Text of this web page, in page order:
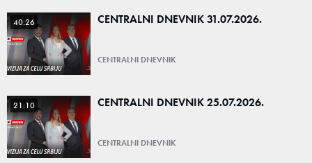
40:26 CENTRALNI DNEVNIK 31.07.2026.
CENTRALNI DNEVNIK
21:10 CENTRALNI DNEVNIK 25.07.2026.
CENTRALNI DNEVNIK